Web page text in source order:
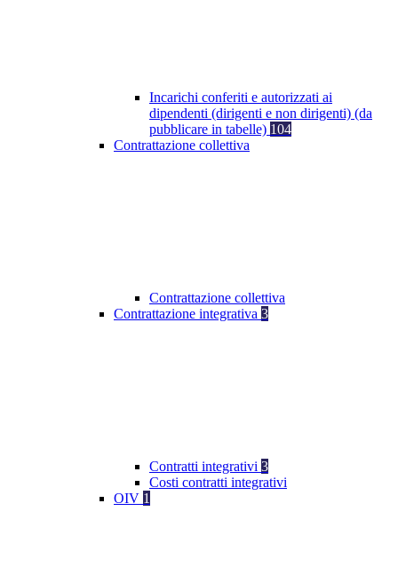
Incarichi conferiti e autorizzati ai
dipendenti (dirigenti e non dirigenti) (da
pubblicare in tabelle) 104
Contrattazione collettiva
Contrattazione collettiva
Contrattazione integrativa 3
Contratti integrativi 3
Costi contratti integrativi
OIV 1